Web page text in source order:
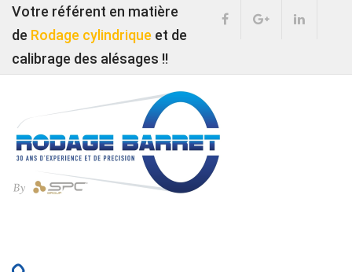
Votre référent en matière
de Rodage cylindrique et de
calibrage des alésages !!